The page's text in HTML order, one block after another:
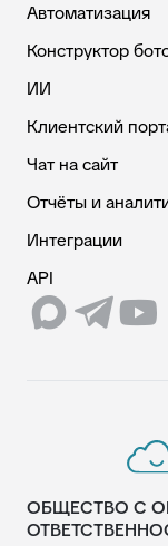
Автоматизация
Конструктор
ИИ
Клиентский
Чат на сайт
Отчёты и
Интеграции
API
ОБЩЕСТВО С